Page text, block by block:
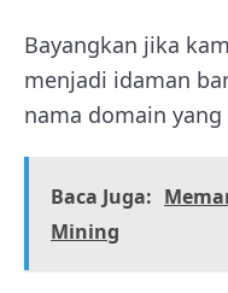
Bayangkan jika
menjadi idaman
nama domain
Baca Juga:
Mining